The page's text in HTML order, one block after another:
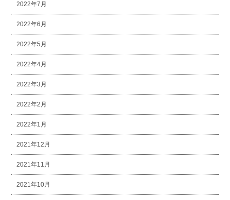
2022年7月
2022年6月
2022年5月
2022年4月
2022年3月
2022年2月
2022年1月
2021年12月
2021年11月
2021年10月